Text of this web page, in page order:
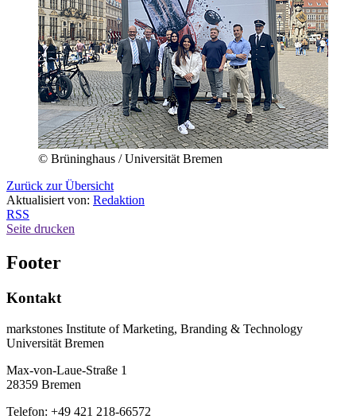
© Brüninghaus / Universität Bremen
Zurück zur Übersicht
Aktualisiert von: Redaktion
RSS
Seite drucken
Footer
Kontakt
markstones Institute of Marketing, Branding & Technology
Universität Bremen
Max-von-Laue-Straße 1
28359 Bremen
Telefon: +49 421 218-66572